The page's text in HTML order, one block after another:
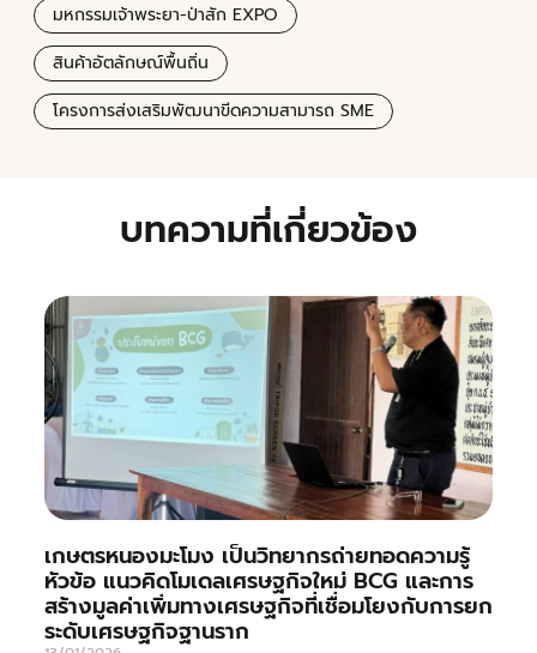
มหกรรมเจ้าพระยา-ป่าสัก EXPO
สินค้าอัตลักษณ์พื้นถิ่น
โครงการส่งเสริมพัฒนาขีดความสามารถ SME
บทความที่เกี่ยวข้อง
เกษตรหนองมะโมง เป็นวิทยากรถ่ายทอดความรู้
หัวข้อ แนวคิดโมเดลเศรษฐกิจใหม่ BCG และการ
สร้างมูลค่าเพิ่มทางเศรษฐกิจที่เชื่อมโยงกับการยก
ระดับเศรษฐกิจฐานราก